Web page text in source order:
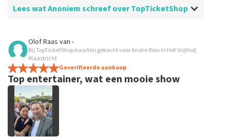
Lees wat Anoniem schreef over TopTicketShop
Beoordeling van Anoniem over
Goed en snel geregeld
Binnen een week waren de tickets binnen. Alles keurig
geregeld en goed geïnformeerd vooraf aan het
evenement.
Olof Raas van -
Bij TopTicketShop kaarten gekocht voor Andre Rieu in Het Vrijthof,
Maastricht
Geverifieerde aankoop
Top entertainer, wat een mooie show